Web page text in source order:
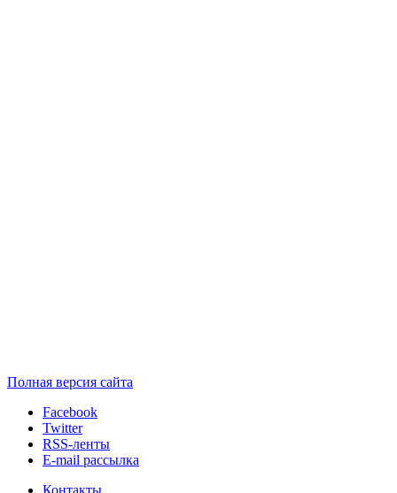
Полная версия сайта
Facebook
Twitter
RSS-ленты
E-mail рассылка
Контакты